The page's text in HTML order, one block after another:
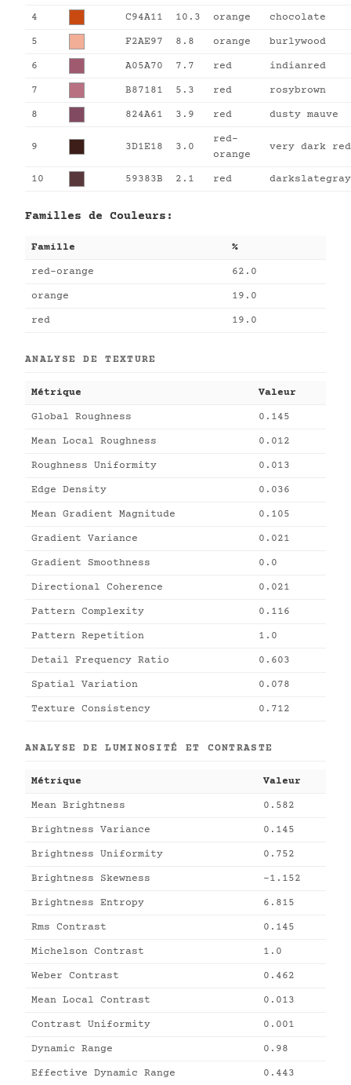
4 C94A11 10.3 orange chocolate
5 F2AE97 8.8 orange burlywood
6 A05A70 7.7 red indianred
7 B87181 5.3 red rosybrown
8 824A61 3.9 red dusty mauve
9 3D1E18 3.0
red-
orange
very dark red
10 59383B 2.1 red darkslategray
Familles de Couleurs:
Famille %
red-orange 62.0
orange 19.0
red 19.0
ANALYSE DE TEXTURE
Métrique Valeur
Global Roughness 0.145
Mean Local Roughness 0.012
Roughness Uniformity 0.013
Edge Density 0.036
Mean Gradient Magnitude 0.105
Gradient Variance 0.021
Gradient Smoothness 0.0
Directional Coherence 0.021
Pattern Complexity 0.116
Pattern Repetition 1.0
Detail Frequency Ratio 0.603
Spatial Variation 0.078
Texture Consistency 0.712
ANALYSE DE LUMINOSITÉ ET CONTRASTE
Métrique Valeur
Mean Brightness 0.582
Brightness Variance 0.145
Brightness Uniformity 0.752
Brightness Skewness -1.152
Brightness Entropy 6.815
Rms Contrast 0.145
Michelson Contrast 1.0
Weber Contrast 0.462
Mean Local Contrast 0.013
Contrast Uniformity 0.001
Dynamic Range 0.98
Effective Dynamic Range 0.443